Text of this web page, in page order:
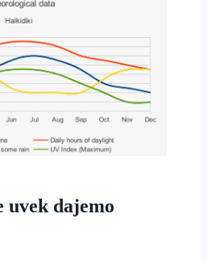
uvek dajemo